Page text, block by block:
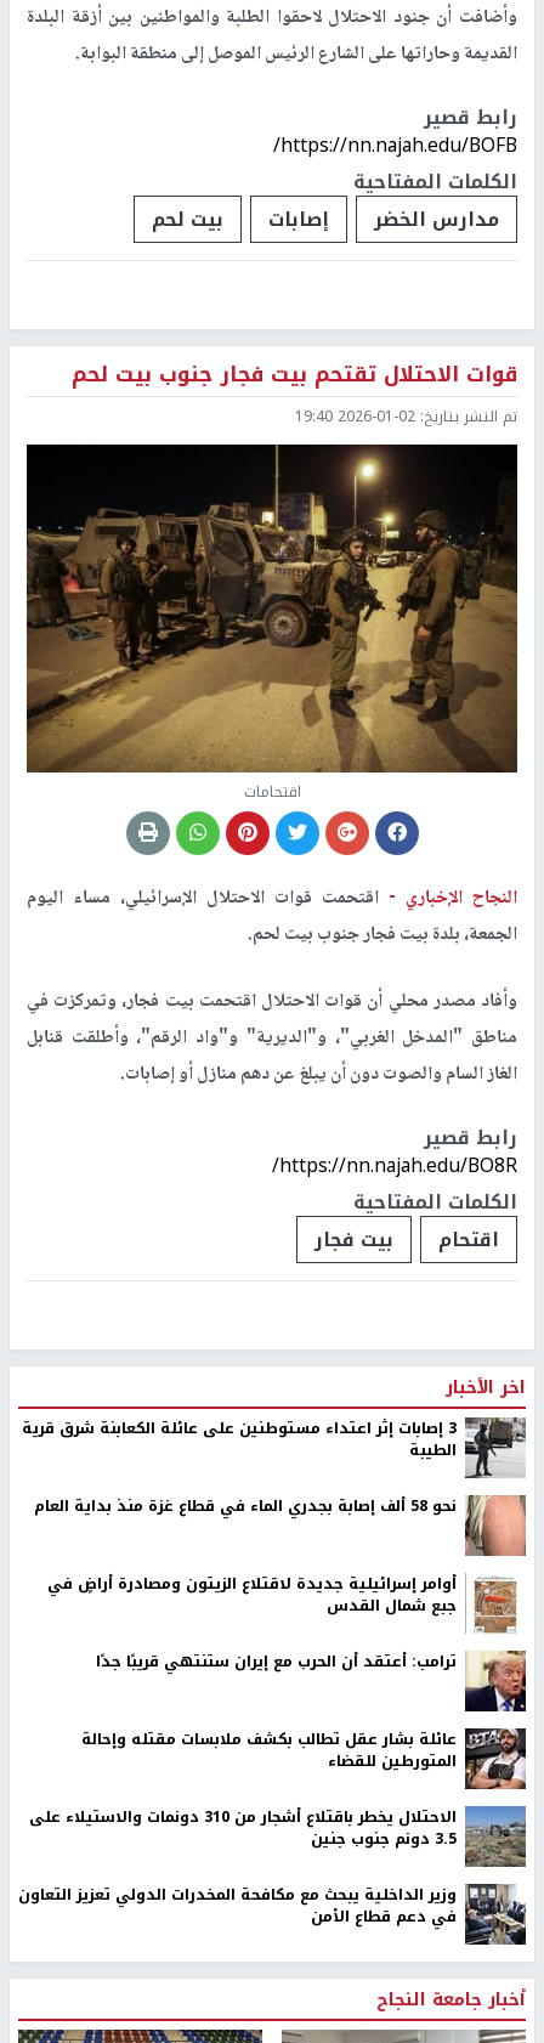
وأضافت أن جنود الاحتلال لاحقوا الطلبة والمواطنين بين أزقة البلدة
القديمة وحاراتها على الشارع الرئيس الموصل إلى منطقة البوابة.
رابط قصير
https://nn.najah.edu/BOFB/
الكلمات المفتاحية
مدارس الخضر
إصابات بيت لحم
قوات الاحتلال تقتحم بيت فجار جنوب بيت لحم
تم النشر بتاريخ: 2026-01-02 19:40
اقتحامات
النجاح الإخباري - اقتحمت قوات الاحتلال الإسرائيلي، مساء اليوم
الجمعة، بلدة بيت فجار جنوب بيت لحم.
وأفاد مصدر محلي أن قوات الاحتلال اقتحمت بيت فجار، وتمركزت في
مناطق "المدخل الغربي"، و"الديرية" و"واد الرقم"، وأطلقت قنابل
الغاز السام والصوت دون أن يبلغ عن دهم منازل أو إصابات.
رابط قصير
https://nn.najah.edu/BO8R/
الكلمات المفتاحية
اقتحام
بيت فجار
اخر الأخبار
‏3 إصابات إثر اعتداء مستوطنين على عائلة الكعابنة شرق قرية
الطيبة
نحو 58 ألف إصابة بجدري الماء في قطاع غزة منذ بداية العام
أوامر إسرائيلية جديدة لاقتلاع الزيتون ومصادرة أراضٍ في
جبع شمال القدس
ترامب: أعتقد أن الحرب مع إيران ستنتهي قريبًا جدًا
عائلة بشار عقل تطالب بكشف ملابسات مقتله وإحالة
المتورطين للقضاء
الاحتلال يخطر باقتلاع أشجار من 310 دونمات والاستيلاء على
3.5 دونم جنوب جنين
وزير الداخلية يبحث مع مكافحة المخدرات الدولي تعزيز التعاون
في دعم قطاع الأمن
أخبار جامعة النجاح